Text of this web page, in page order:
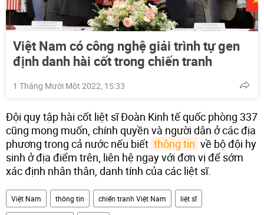
Việt Nam có công nghệ giải trình tự gen
định danh hài cốt trong chiến tranh
1 Tháng Mười Một 2022, 15:33
Đội quy tập hài cốt liệt sĩ Đoàn Kinh tế quốc phòng 337
cũng mong muốn, chính quyền và người dân ở các địa
phương trong cả nước nếu biết thông tin về bộ đội hy
sinh ở địa điểm trên, liên hệ ngay với đơn vị để sớm
xác định nhân thân, danh tính của các liệt sĩ.
Việt Nam thông tin chiến tranh Việt Nam liệt sĩ